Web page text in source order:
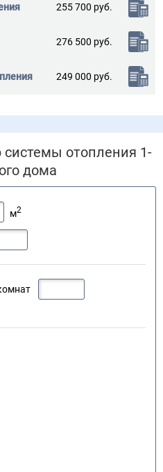
255 700 руб.
276 500 руб.
249 000 руб.
отопления 1-
дома
м2